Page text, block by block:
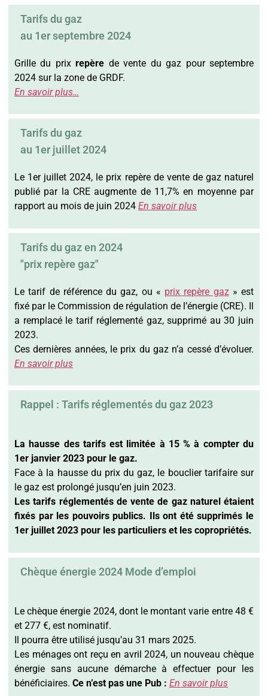
Tarifs du gaz
au 1er septembre 2024
Grille du prixrepère de vente du gaz pour septembre
2024 sur la zone de GRDF.
En savoir plus…
Tarifs du gaz
au 1er juillet 2024
Le 1er juillet 2024, le prix repère de vente de gaz naturel
publié par la CRE augmente de 11,7% en moyenne par
rapport au mois de juin 2024 En savoir plus
Tarifs du gaz en 2024
"prix repère gaz"
Le tarif de référence du gaz, ou « prix repère gaz» est
fixé par le Commission de régulation de l’énergie (CRE). Il
a remplacé le tarif réglementé gaz, supprimé au 30 juin
2023.
Ces dernières années, le prix du gaz n’a cessé d’évoluer.
En savoir plus
Rappel : Tarifs réglementés du gaz 2023
La hausse des tarifs est limitée à 15 % à compter du
1er janvier 2023 pour le gaz.
Face à la hausse du prix du gaz, le bouclier tarifaire sur
le gaz est prolongé jusqu’en juin 2023.
Les tarifs réglementés de vente de gaz naturel étaient
fixés par les pouvoirs publics. Ils ont été supprimés le
1er juillet 2023 pour les particuliers et les copropriétés.
Chèque énergie 2024 Mode d’emploi
Le chèque énergie 2024, dont le montant varie entre 48 €
et 277 €, est nominatif.
Il pourra être utilisé jusqu’au 31 mars 2025.
Les ménages ont reçu en avril 2024, un nouveau chèque
énergie sans aucune démarche à effectuer pour les
bénéficiaires. Ce n’est pas une Pub : En savoir plus